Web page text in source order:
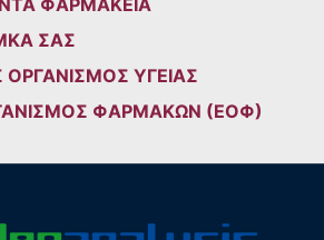
ΦΑΡΜΑΚΕΙΑ
ΣΑΣ
ΥΓΕΙΑΣ
ΦΑΡΜΑΚΩΝ (ΕΟΦ)